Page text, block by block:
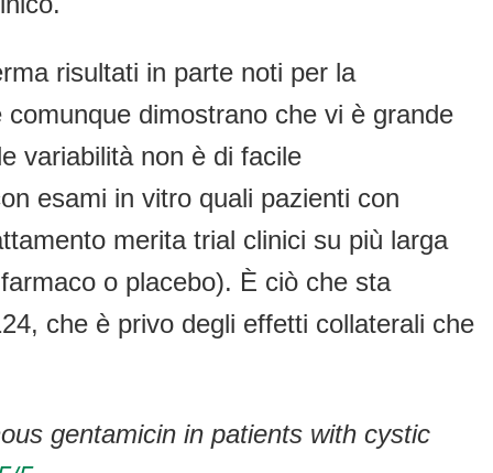
risultati in parte noti per la
dimostrano che vi è grande
variabilità non è di facile
esami in vitro quali pazienti con
merita trial clinici su più larga
o placebo). È ciò che sta
che è privo degli effetti collaterali che
gentamicin in patients with cystic